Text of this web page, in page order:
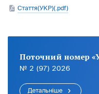
Стаття(УКР)(.pdf)
Поточний номер
№ 2 (97) 2026
Детальніше